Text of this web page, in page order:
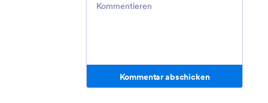
Kommentar abschicken